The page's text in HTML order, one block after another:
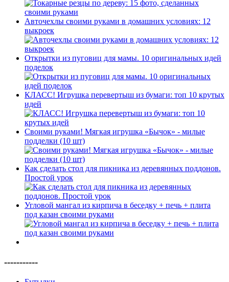
Авточехлы своими руками в домашних условиях: 12
выкроек
Открытки из пуговиц для мамы. 10 оригинальных идей
поделок
КЛАСС! Игрушка перевертыш из бумаги: топ 10 крутых
идей
Своими руками! Мягкая игрушка «Бычок» - милые
подделки (10 шт)
Как сделать стол для пикника из деревянных поддонов.
Простой урок
Угловой мангал из кирпича в беседку + печь + плита
под казан своими руками
-----------